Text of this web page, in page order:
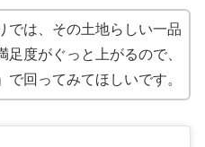
では、その土地らしい一品
足度がぐっと上がるので、
で回ってみてほしいです。